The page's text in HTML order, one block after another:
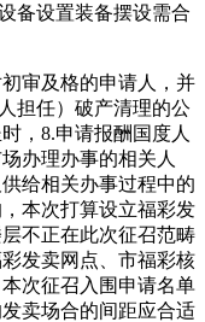
备设置装备摆设需合
审及格的申请人，并
担任）破产清理的公
，8.申请报酬国度人
办理办事的相关人
给相关办事过程中的
本次打算设立福彩发
不正在此次征召范畴
发卖网点、市福彩核
次征召入围申请名单
卖场合的间距应合适